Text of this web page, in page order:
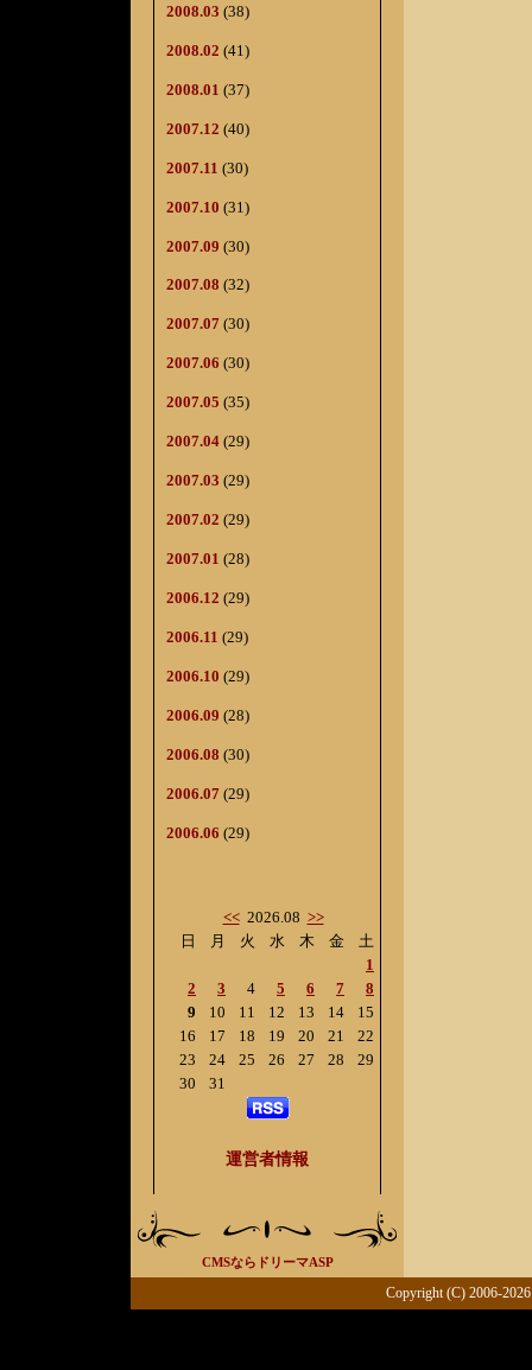
2008.03 (38)
2008.02 (41)
2008.01 (37)
2007.12 (40)
2007.11 (30)
2007.10 (31)
2007.09 (30)
2007.08 (32)
2007.07 (30)
2007.06 (30)
2007.05 (35)
2007.04 (29)
2007.03 (29)
2007.02 (29)
2007.01 (28)
2006.12 (29)
2006.11 (29)
2006.10 (29)
2006.09 (28)
2006.08 (30)
2006.07 (29)
2006.06 (29)
<<2026.08 >>
日
2
9
16
23
30
月
3
10
17
24
31
火
4
11
18
25
水
5
12
19
26
木
6
13
20
27
金
7
14
21
28
土
1
8
15
22
29
運営者情報
CMSならドリーマASP
Copyright (C) 2006-